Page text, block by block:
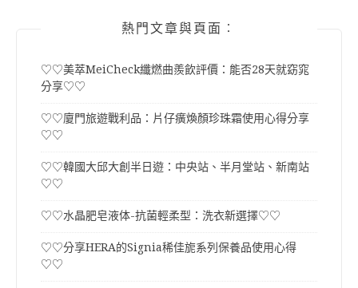
熱門文章與頁面︰
♡♡美萃MeiCheck纖燃曲羨飲評價：能否28天就窈窕
分享♡♡
♡♡廈門旅遊戰利品：片仔癀煥顏珍珠霜使用心得分享
♡♡
♡♡韓國大邱大創半日遊：中央站、半月堂站、新南站
♡♡
♡♡水晶肥皂液体-抗菌輕柔型：洗衣新選擇♡♡
♡♡分享HERA的Signia稀佳旎系列保養品使用心得
♡♡